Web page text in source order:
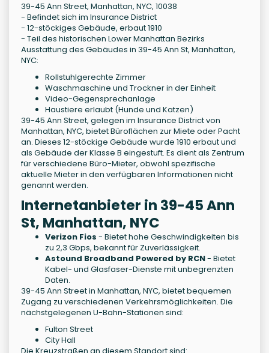
39-45 Ann Street, Manhattan, NYC, 10038
- Befindet sich im Insurance District
- 12-stöckiges Gebäude, erbaut 1910
- Teil des historischen Lower Manhattan Bezirks
Ausstattung des Gebäudes in 39-45 Ann St, Manhattan,
NYC:
Rollstuhlgerechte Zimmer
Waschmaschine und Trockner in der Einheit
Video-Gegensprechanlage
Haustiere erlaubt (Hunde und Katzen)
39-45 Ann Street, gelegen im Insurance District von
Manhattan, NYC, bietet Büroflächen zur Miete oder Pacht
an. Dieses 12-stöckige Gebäude wurde 1910 erbaut und
als Gebäude der Klasse B eingestuft. Es dient als Zentrum
für verschiedene Büro-Mieter, obwohl spezifische
aktuelle Mieter in den verfügbaren Informationen nicht
genannt werden.
Internetanbieter in 39-45 Ann
St, Manhattan, NYC
Verizon Fios - Bietet hohe Geschwindigkeiten bis
zu 2,3 Gbps, bekannt für Zuverlässigkeit.
Astound Broadband Powered by RCN- Bietet
Kabel- und Glasfaser-Dienste mit unbegrenzten
Daten.
39-45 Ann Street in Manhattan, NYC, bietet bequemen
Zugang zu verschiedenen Verkehrsmöglichkeiten. Die
nächstgelegenen U-Bahn-Stationen sind:
Fulton Street
City Hall